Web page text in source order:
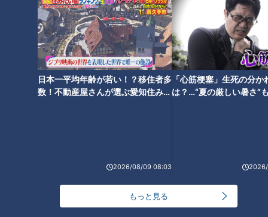
日本一平均年齢が若い！？移住者多
数！不動産屋さんが選ぶ愛知住みた
2026/08/09 08:03
「心筋梗塞」生死の分か
は？…“夏の厳しい暑さ”
もっと見る
CBCテレビ：画像 『チャント！』
お店のはじまりは、大将・篤さんが妻・香さんのから揚げにほ